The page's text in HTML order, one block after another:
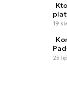
19
25